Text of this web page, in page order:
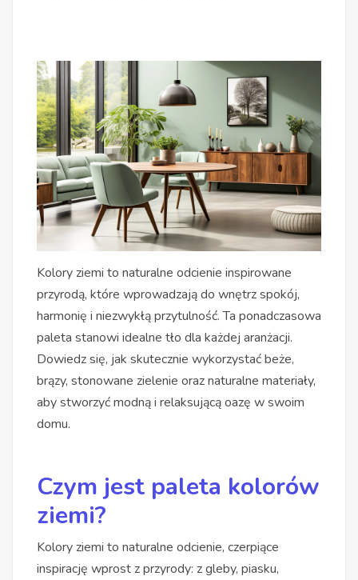
Kolory ziemi to naturalne odcienie inspirowane
przyrodą, które wprowadzają do wnętrz spokój,
harmonię i niezwykłą przytulność. Ta ponadczasowa
paleta stanowi idealne tło dla każdej aranżacji.
Dowiedz się, jak skutecznie wykorzystać beże,
brązy, stonowane zielenie oraz naturalne materiały,
aby stworzyć modną i relaksującą oazę w swoim
domu.
Czym jest paleta kolorów
ziemi?
Kolory ziemi to naturalne odcienie, czerpiące
inspirację wprost z przyrody: z gleby, piasku,